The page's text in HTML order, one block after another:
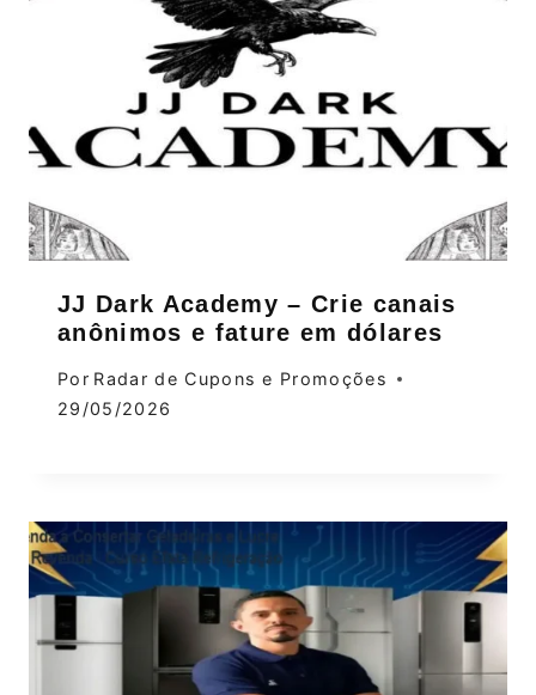
JJ Dark Academy – Crie canais
anônimos e fature em dólares
Por Radar de Cupons e Promoções
29/05/2026